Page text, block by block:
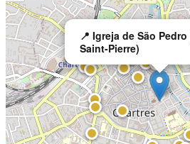
📍 Igreja de São
Saint-Pierre)